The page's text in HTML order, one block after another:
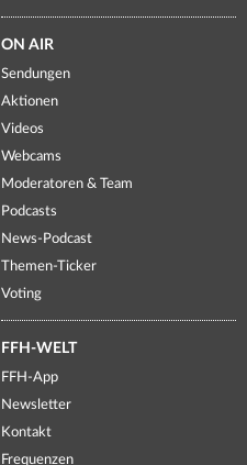
ON AIR
Sendungen
Aktionen
Videos
Webcams
Moderatoren & Team
Podcasts
News-Podcast
Themen-Ticker
Voting
FFH-WELT
FFH-App
Newsletter
Kontakt
Frequenzen